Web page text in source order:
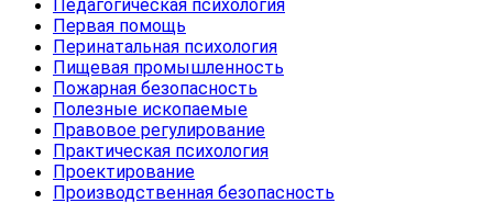
Педагогическая психология
Первая помощь
Перинатальная психология
Пищевая промышленность
Пожарная безопасность
Полезные ископаемые
Правовое регулирование
Практическая психология
Проектирование
Производственная безопасность